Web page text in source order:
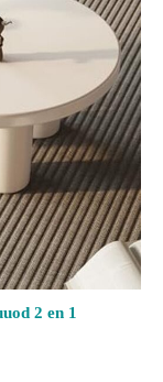
2 en 1